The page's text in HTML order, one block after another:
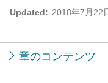
Updated: 2018年7月22
章のコンテンツ